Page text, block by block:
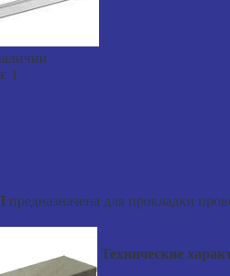
1
предназначена для прокладки
Технические